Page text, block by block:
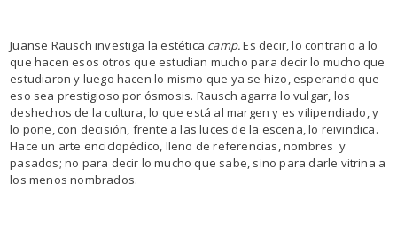
Juanse Rausch investiga la estética camp.Es decir, lo contrario a lo
que hacen esos otros que estudian mucho para decir lo mucho que
estudiaron y luego hacen lo mismo que ya se hizo, esperando que
eso sea prestigioso por ósmosis. Rausch agarra lo vulgar, los
deshechos de la cultura, lo que está al margen y es vilipendiado, y
lo pone, con decisión, frente a las luces de la escena, lo reivindica.
Hace un arte enciclopédico, lleno de referencias, nombres y
pasados; no para decir lo mucho que sabe, sino para darle vitrina a
los menos nombrados.